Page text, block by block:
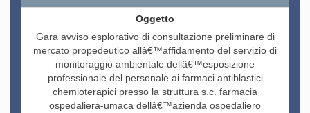
Gara avviso esplorativo di consultazione preliminare di
mercato propedeutico allâ€™affidamento del servizio di
monitoraggio ambientale dellâ€™esposizione
professionale del personale ai farmaci antiblastici
chemioterapici presso la struttura s.c. farmacia
ospedaliera-umaca dellâ€™azienda ospedaliero